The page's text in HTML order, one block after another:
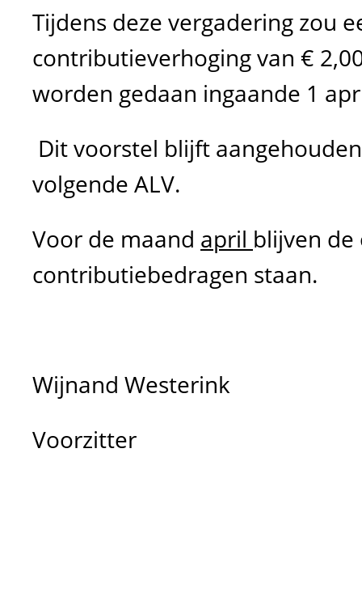
Tijdens deze vergadering zou
contributieverhoging van €
worden gedaan ingaande 1
Dit voorstel blijft
volgende ALV.
Voor de maand april blijven de
contributiebedragen staan.
Wijnand Westerink
Voorzitter